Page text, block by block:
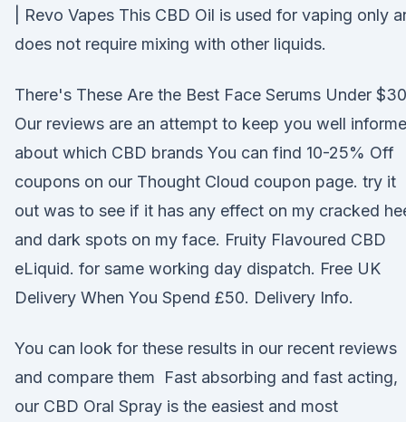
| Revo Vapes This CBD Oil is used for vaping only
does not require mixing with other liquids.
There's These Are the Best Face Serums Under
Our reviews are an attempt to keep you well
about which CBD brands You can find 10-25% Off
coupons on our Thought Cloud coupon page. try it
out was to see if it has any effect on my cracked
and dark spots on my face. Fruity Flavoured CBD
eLiquid. for same working day dispatch. Free UK
Delivery When You Spend £50. Delivery Info.
You can look for these results in our recent reviews
and compare them Fast absorbing and fast acting,
our CBD Oral Spray is the easiest and most